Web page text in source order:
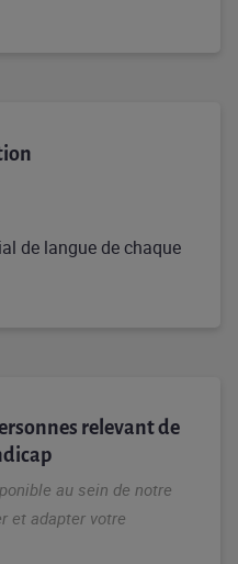
de langue de chaque
relevant de
au sein de notre
et adapter votre